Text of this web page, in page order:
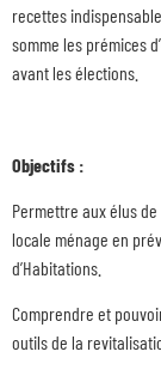
recettes
somme les prémices
avant les élections.
Objectifs :
Permettre aux élus
locale ménage en
d’Habitations.
Comprendre et
outils de la